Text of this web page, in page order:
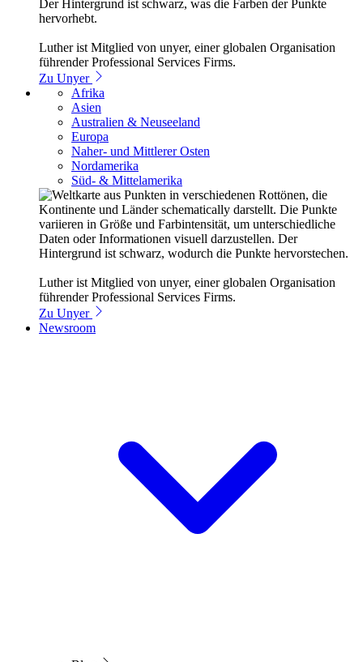
Luther ist Mitglied von unyer, einer globalen Organisation
führender Professional Services Firms.
Zu Unyer
Afrika
Asien
Australien & Neuseeland
Europa
Naher- und Mittlerer Osten
Nordamerika
Süd- & Mittelamerika
Luther ist Mitglied von unyer, einer globalen Organisation
führender Professional Services Firms.
Zu Unyer
Newsroom